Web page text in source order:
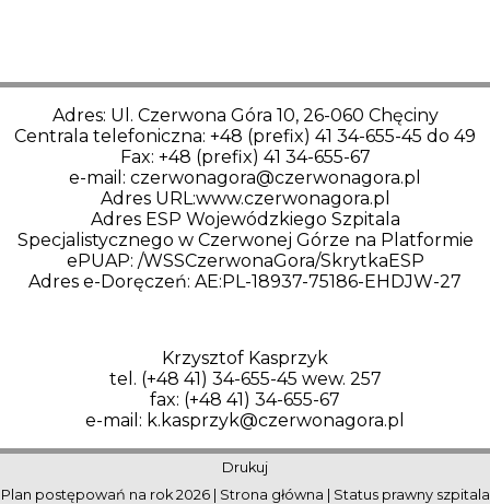
Adres: Ul. Czerwona Góra 10, 26-060 Chęciny
Centrala telefoniczna: +48 (prefix) 41 34-655-45 do 49
Fax: +48 (prefix) 41 34-655-67
e-mail: czerwonagora@czerwonagora.pl
Adres URL:www.czerwonagora.pl
Adres ESP Wojewódzkiego Szpitala
Specjalistycznego w Czerwonej Górze na Platformie
ePUAP: /WSSCzerwonaGora/SkrytkaESP
Adres e-Doręczeń: AE:PL-18937-75186-EHDJW-27
Krzysztof Kasprzyk
tel. (+48 41) 34-655-45 wew. 257
fax: (+48 41) 34-655-67
e-mail: k.kasprzyk@czerwonagora.pl
Drukuj
Plan postępowań na rok 2026| Strona główna Status prawny szpitala